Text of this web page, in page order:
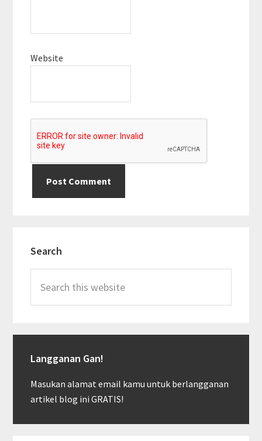
Website
Sidebar
Search
this
website
Langganan Gan!
Masukan alamat email kamu untuk berlangganan
artikel blog ini GRATIS!